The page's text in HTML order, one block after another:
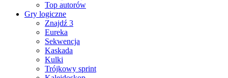
Top autorów
Gry logiczne
Znajdź 3
Eureka
Sekwencja
Kaskada
Kulki
Trójkowy sprint